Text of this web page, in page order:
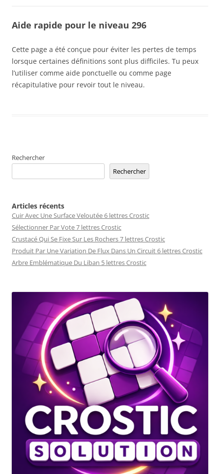
Aide rapide pour le niveau 296
Cette page a été conçue pour éviter les pertes de temps
lorsque certaines définitions sont plus difficiles. Tu peux
l’utiliser comme aide ponctuelle ou comme page
récapitulative pour revoir tout le niveau.
Rechercher
Rechercher
Articles récents
Cuir Avec Une Surface Veloutée 6 lettres Crostic
Sélectionner Par Vote 7 lettres Crostic
Crustacé Qui Se Fixe Sur Les Rochers 7 lettres Crostic
Produit Par Une Variation De Flux Dans Un Circuit 6 lettres Crostic
Arbre Emblématique Du Liban 5 lettres Crostic